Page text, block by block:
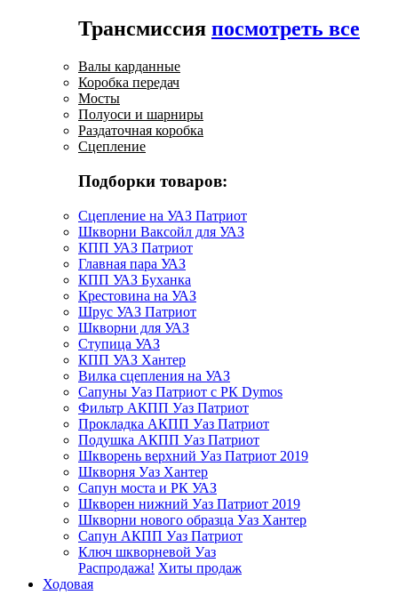
Трансмиссия посмотреть все
Валы карданные
Коробка передач
Мосты
Полуоси и шарниры
Раздаточная коробка
Сцепление
Подборки товаров:
Сцепление на УАЗ Патриот
Шкворни Ваксойл для УАЗ
КПП УАЗ Патриот
Главная пара УАЗ
КПП УАЗ Буханка
Крестовина на УАЗ
Шрус УАЗ Патриот
Шкворни для УАЗ
Ступица УАЗ
КПП УАЗ Хантер
Вилка сцепления на УАЗ
Сапуны Уаз Патриот с РК Dymos
Фильтр АКПП Уаз Патриот
Прокладка АКПП Уаз Патриот
Подушка АКПП Уаз Патриот
Шкворень верхний Уаз Патриот 2019
Шкворня Уаз Хантер
Сапун моста и РК УАЗ
Шкворен нижний Уаз Патриот 2019
Шкворни нового образца Уаз Хантер
Сапун АКПП Уаз Патриот
Ключ шкворневой Уаз
Распродажа! Хиты продаж
Ходовая